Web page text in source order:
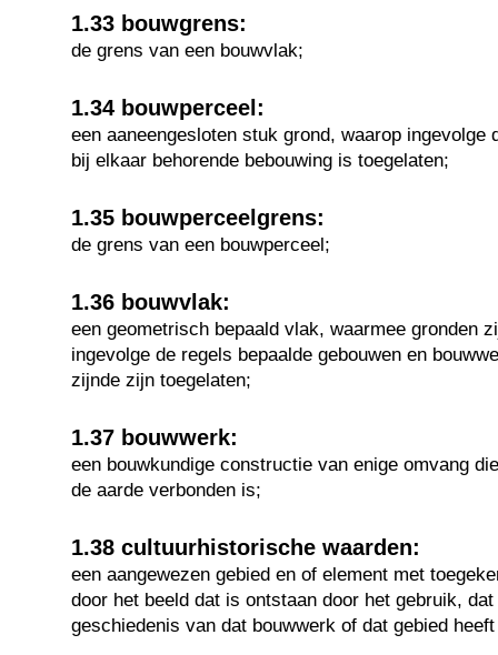
1.33 bouwgrens:
de grens van een bouwvlak;
1.34 bouwperceel:
een aaneengesloten stuk grond, waarop ingevolge
bij elkaar behorende bebouwing is toegelaten;
1.35 bouwperceelgrens:
de grens van een bouwperceel;
1.36 bouwvlak:
een geometrisch bepaald vlak, waarmee gronden
ingevolge de regels bepaalde gebouwen en
zijnde zijn toegelaten;
1.37 bouwwerk:
een bouwkundige constructie van enige omvang
de aarde verbonden is;
1.38 cultuurhistorische waarden:
een aangewezen gebied en of element met
door het beeld dat is ontstaan door het gebruik,
geschiedenis van dat bouwwerk of dat gebied